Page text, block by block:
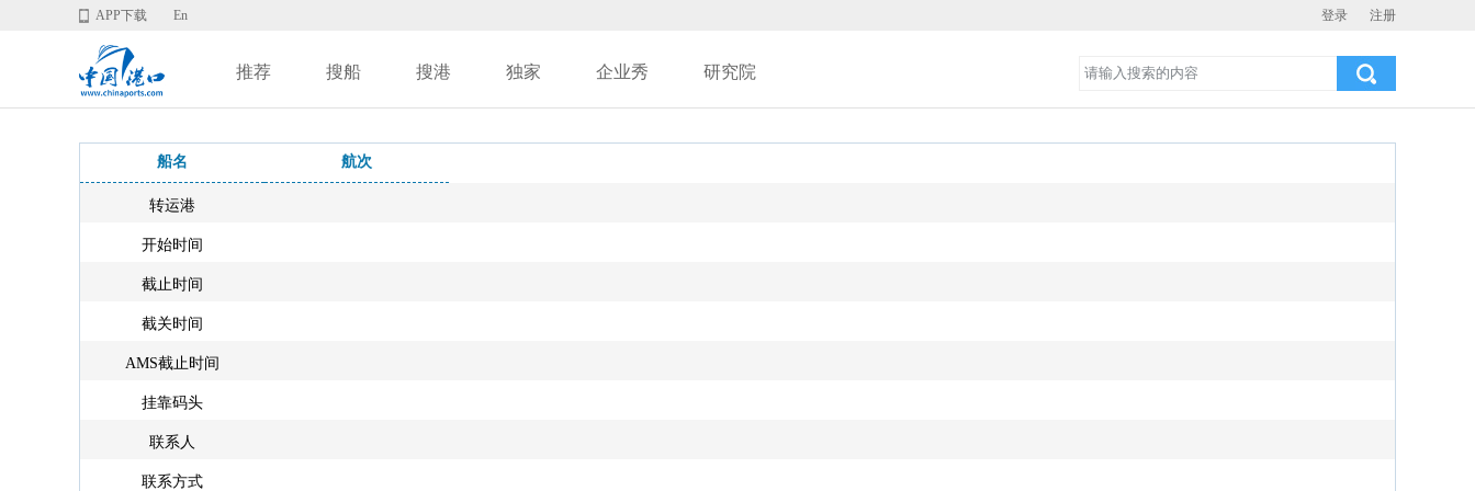
登录 注册
APP下载 En
推荐 搜船 搜港 独家 企业秀 研究院
船名 航次
转运港
开始时间
截止时间
截关时间
AMS截止时间
挂靠码头
联系人
联系方式